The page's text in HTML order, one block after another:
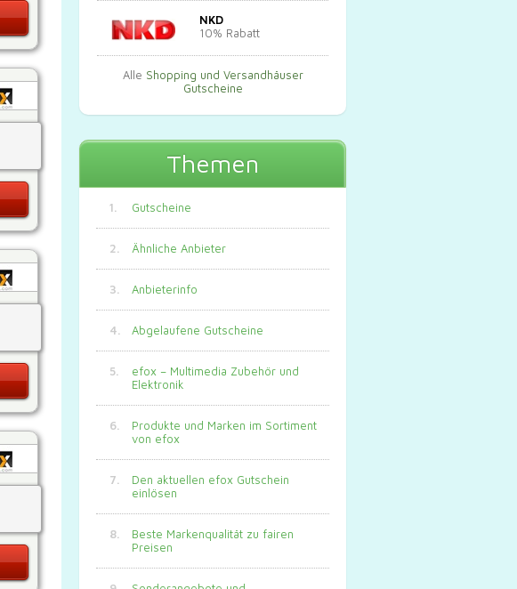
NKD
10% Rabatt
Alle Shopping und Versandhäuser
Gutscheine
Themen
Gutscheine
Ähnliche Anbieter
Anbieterinfo
Abgelaufene Gutscheine
efox – Multimedia Zubehör und
Elektronik
Produkte und Marken im Sortiment
von efox
Den aktuellen efox Gutschein
einlösen
Beste Markenqualität zu fairen
Preisen